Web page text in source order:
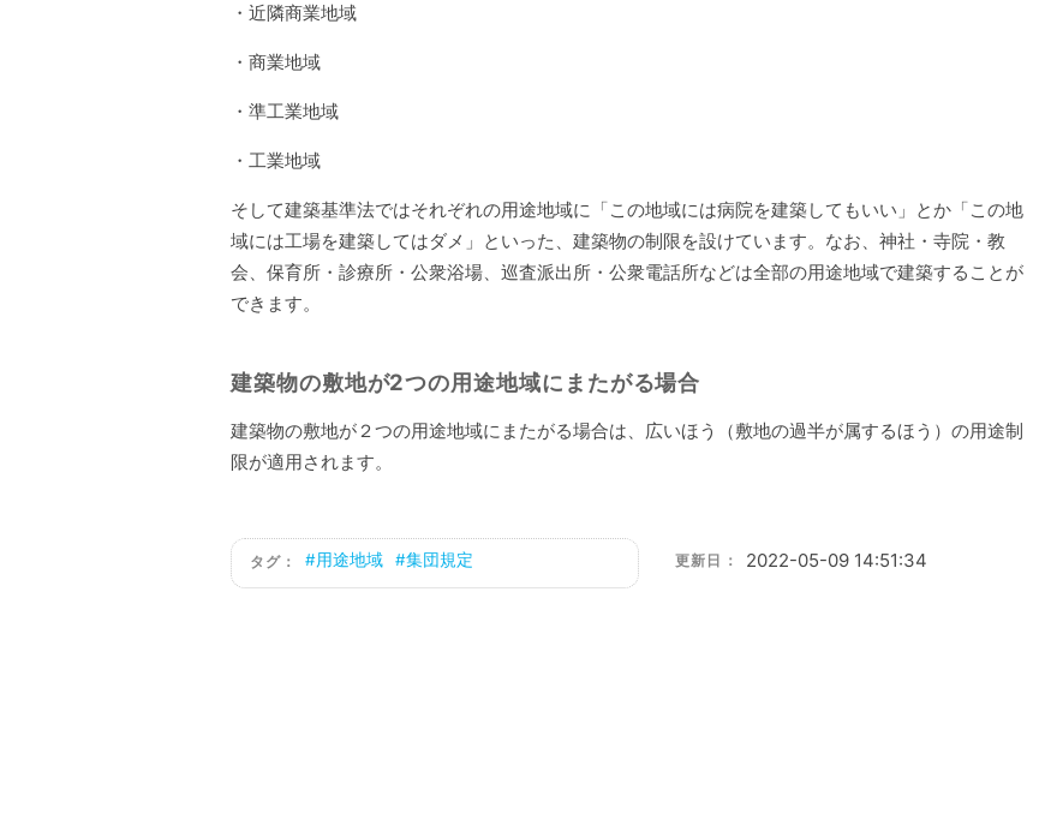
・近隣商業地域
・商業地域
・準工業地域
・工業地域
そして建築基準法ではそれぞれの用途地域に「この地域には病院を建築してもいい」とか「この地
域には工場を建築してはダメ」といった、建築物の制限を設けています。なお、神社・寺院・教
会、保育所・診療所・公衆浴場、巡査派出所・公衆電話所などは全部の用途地域で建築することが
できます。
建築物の敷地が2つの用途地域にまたがる場合
建築物の敷地が２つの用途地域にまたがる場合は、広いほう（敷地の過半が属するほう）の用途制
限が適用されます。
タグ： 用途地域 集団規定 更新日： 2022-05-09 14:51:34